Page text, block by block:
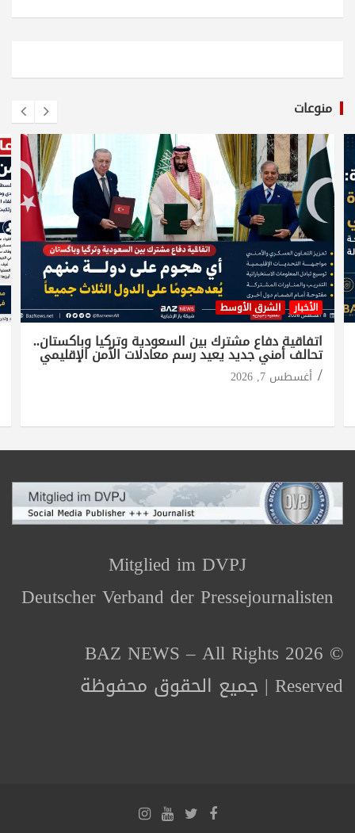
منوعات
الأخبار الشرق الأوسط
اتفاقية دفاع مشترك بين السعودية وتركيا وباكستان..
تحالف أمني جديد يعيد رسم معادلات الأمن الإقليمي
أغسطس 7, 2026
Mitglied im DVPJ
Deutscher Verband der Pressejournalisten
© 2026 BAZ NEWS – All Rights
Reserved | جميع الحقوق محفوظة